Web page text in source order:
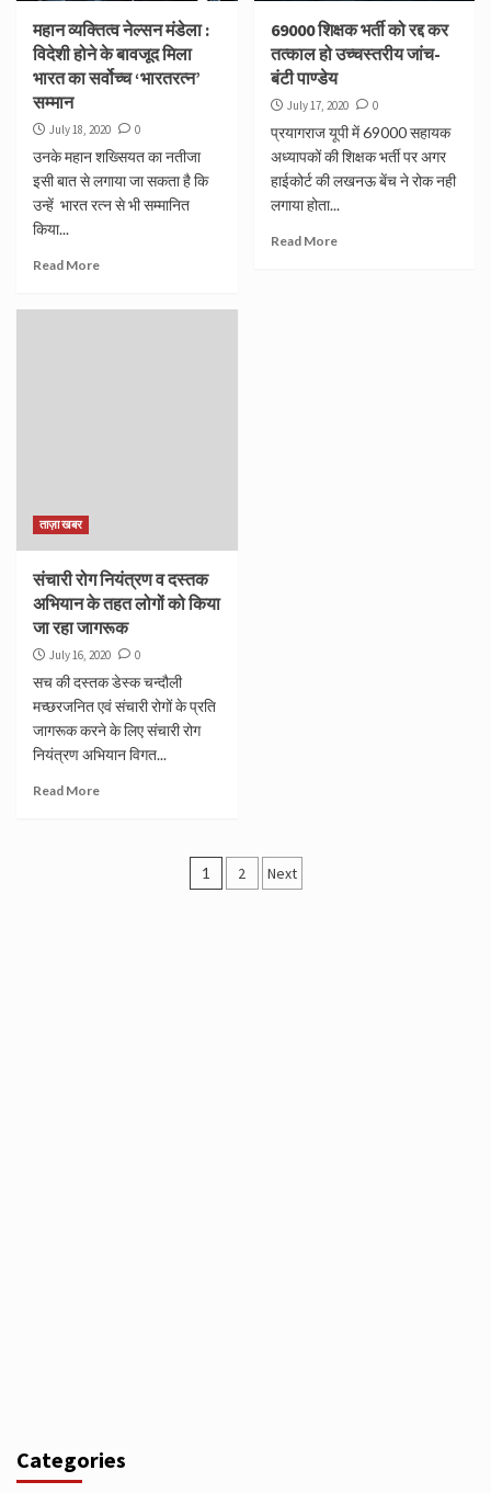
महान व्यक्तित्व नेल्सन मंडेला :
विदेशी होने के बावजूद मिला
भारत का सर्वोच्च ‘भारतरत्न’
सम्मान
July 18, 2020 0
उनके महान शख्सियत का नतीजा
इसी बात से लगाया जा सकता है कि
उन्हें भारत रत्न से भी सम्मानित
किया...
Read More
69000 शिक्षक भर्ती को रद्द कर
तत्काल हो उच्चस्तरीय जांच-
बंटी पाण्डेय
July 17, 2020 0
प्रयागराज यूपी में 69000 सहायक
अध्यापकों की शिक्षक भर्ती पर अगर
हाईकोर्ट की लखनऊ बेंच ने रोक नही
लगाया होता...
Read More
ताज़ा खबर
संचारी रोग नियंत्रण व दस्तक
अभियान के तहत लोगों को किया
जा रहा जागरूक
July 16, 2020 0
सच की दस्तक डेस्क चन्दौली
मच्छरजनित एवं संचारी रोगों के प्रति
जागरूक करने के लिए संचारी रोग
नियंत्रण अभियान विगत...
Read More
Posts
1 2 Next
Categories